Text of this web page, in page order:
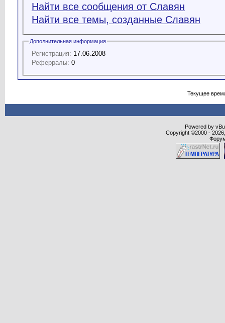
Найти все сообщения от Славян
Найти все темы, созданные Славян
Дополнительная информация
Регистрация: 17.06.2008
Реферралы: 0
Текущее
Powered by
Copyright ©2000 -